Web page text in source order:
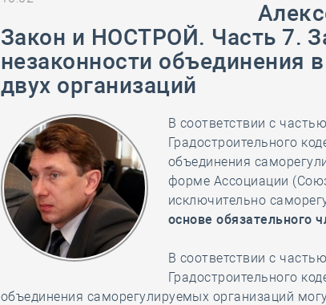
Закон и НОСТРОЙ. Часть 7.
незаконности объединения
двух организаций
В соответствии с
Градостроительного
объединения
форме Ассоциации
исключительно
основе обязательного
В соответствии с
Градостроительного
объединения саморегулируемых организаций